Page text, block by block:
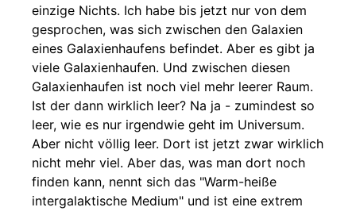
einzige Nichts. Ich habe bis jetzt nur von dem
gesprochen, was sich zwischen den Galaxien
eines Galaxienhaufens befindet. Aber es gibt ja
viele Galaxienhaufen. Und zwischen diesen
Galaxienhaufen ist noch viel mehr leerer Raum.
Ist der dann wirklich leer? Na ja - zumindest so
leer, wie es nur irgendwie geht im Universum.
Aber nicht völlig leer. Dort ist jetzt zwar wirklich
nicht mehr viel. Aber das, was man dort noch
finden kann, nennt sich das "Warm-heiße
intergalaktische Medium" und ist eine extrem